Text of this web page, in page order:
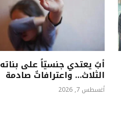
أبٌ يعتدي جنسيّاً على بناته
الثلاث… واعترافاتٌ صادمة
أغسطس 7, 2026